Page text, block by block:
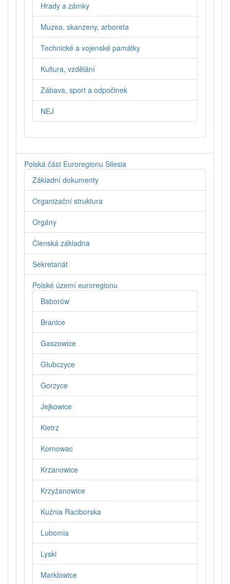
Hrady a zámky
Muzea, skanzeny, arboreta
Technické a vojenské památky
Kultura, vzdělání
Zábava, sport a odpočinek
NEJ
Polská část Euroregionu Silesia
Základní dokumenty
Organizační struktura
Orgány
Členská základna
Sekretariát
Polské území euroregionu
Baborów
Branice
Gaszowice
Głubczyce
Gorzyce
Jejkowice
Kietrz
Kornowac
Krzanowice
Krzyżanowice
Kuźnia Raciborska
Lubomia
Lyski
Marklowice